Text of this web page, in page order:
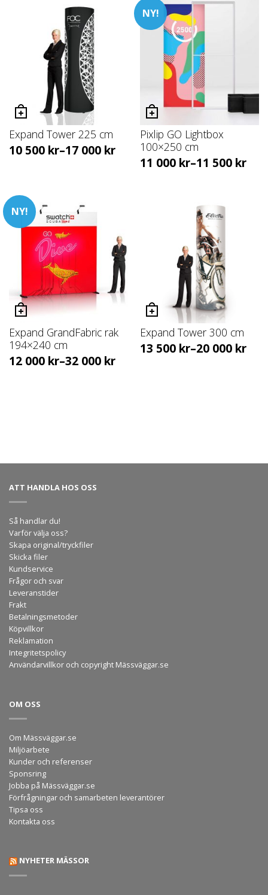
Expand Tower 225 cm
10 500 kr–17 000 kr
NY!
Pixlip GO Lightbox
100×250 cm
11 000 kr–11 500 kr
NY!
Expand GrandFabric rak
194×240 cm
12 000 kr–32 000 kr
Expand Tower 300 cm
13 500 kr–20 000 kr
ATT HANDLA HOS OSS
Så handlar du!
Varför välja oss?
Skapa original/tryckfiler
Skicka filer
Kundservice
Frågor och svar
Leveranstider
Frakt
Betalningsmetoder
Köpvillkor
Reklamation
Integritetspolicy
Användarvillkor och copyright Mässväggar.se
OM OSS
Om Mässväggar.se
Miljöarbete
Kunder och referenser
Sponsring
Jobba på Mässväggar.se
Förfrågningar och samarbeten leverantörer
Tipsa oss
Kontakta oss
NYHETER MÄSSOR